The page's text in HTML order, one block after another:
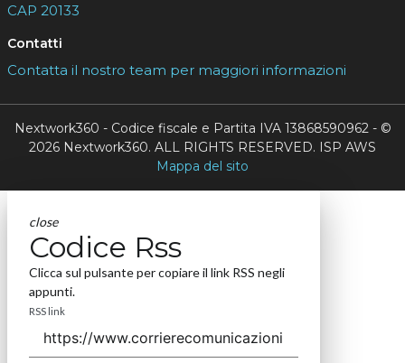
CAP 20133
Contatti
Contatta il nostro team per maggiori informazioni
Nextwork360 - Codice fiscale e Partita IVA 13868590962 - ©
2026 Nextwork360. ALL RIGHTS RESERVED. ISP AWS
Mappa del sito
close
Codice Rss
Clicca sul pulsante per copiare il link RSS negli
appunti.
RSS link